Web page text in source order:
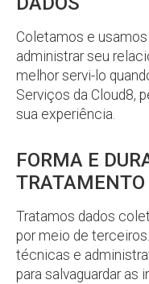
Coletamos e
administrar seu
melhor servi-lo
Serviços da Cloud8,
sua experiência.
FORMA E
TRATAMENTO
Tratamos dados
por meio de
técnicas e
para salvaguardar